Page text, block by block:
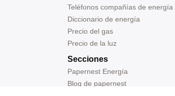
Teléfonos compañías de energía
Diccionario de energía
Precio del gas
Precio de la luz
Secciones
Papernest Energía
Blog de papernest